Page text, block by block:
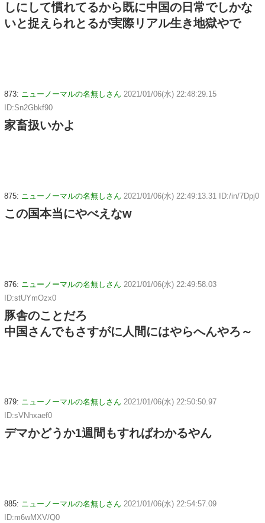
しにして慣れてるから既に中国の日常でしかな
いと捉えられとるが実際リアル生き地獄やで
873: ニューノーマルの名無しさん 2021/01/06(水) 22:48:29.15
ID:Sn2Gbkf90
家畜扱いかよ
875: ニューノーマルの名無しさん 2021/01/06(水) 22:49:13.31 ID:/in/7Dpj0
この国本当にやべえなw
876: ニューノーマルの名無しさん 2021/01/06(水) 22:49:58.03
ID:stUYmOzx0
豚舎のことだろ
中国さんでもさすがに人間にはやらへんやろ～
879: ニューノーマルの名無しさん 2021/01/06(水) 22:50:50.97
ID:sVNhxaef0
デマかどうか1週間もすればわかるやん
885: ニューノーマルの名無しさん 2021/01/06(水) 22:54:57.09
ID:m6wMXV/Q0